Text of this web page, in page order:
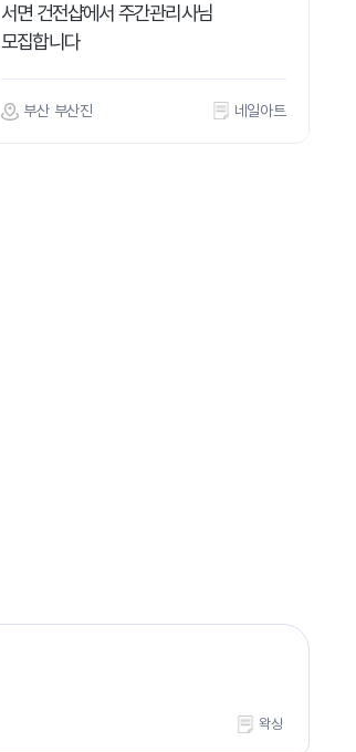
서면 건전샵에서 주간관리사님
모집합니다
부산 부산진 네일아트
왁싱